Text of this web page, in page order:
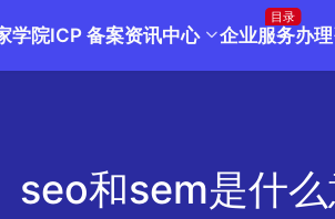
学院ICP 备案资讯中心 企业服务
目录
办
seo和sem是什